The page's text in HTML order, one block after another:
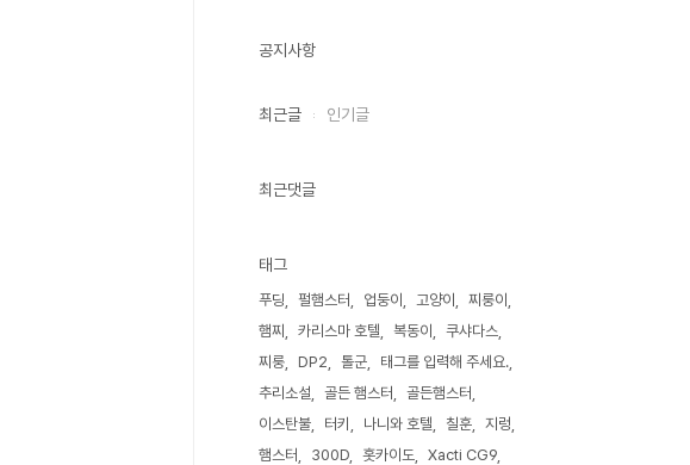
공지사항
최근글 인기글
최근댓글
태그
푸딩 펄햄스터 업둥이 고양이
찌룽이
햄찌
카리스마 호텔 복동이
쿠샤다스
찌룽
DP2 톨군
태그를 입력해 주세요.
추리소설
골든 햄스터
골든햄스터
이스탄불
터키 나니와 호텔 칠훈
지렁
햄스터
300D 홋카이도
Xacti CG9